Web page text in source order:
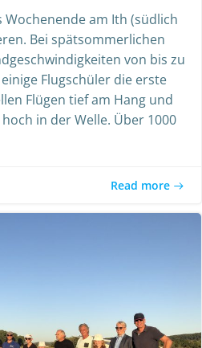
Wochenende am Ith (südlich
Bei spätsommerlichen
von bis zu
Flugschüler die erste
Flügen tief am Hang und
in der Welle. Über 1000
Read more